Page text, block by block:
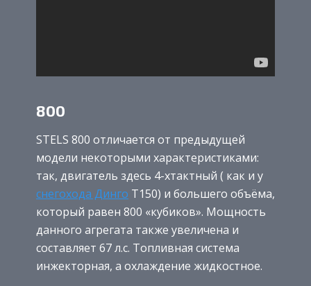
800
STELS 800 отличается от предыдущей
модели некоторыми характеристиками:
так, двигатель здесь 4-хтактный ( как и у
снегохода Динго Т150) и большего объёма,
который равен 800 «кубиков». Мощность
данного агрегата также увеличена и
составляет 67 л.с. Топливная система
инжекторная, а охлаждение жидкостное.